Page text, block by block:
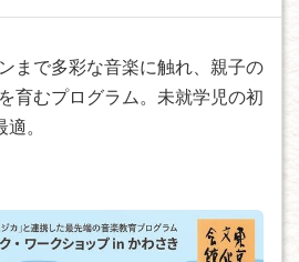
まで多彩な音楽に触れ、親子の
育むプログラム。未就学児の初
。